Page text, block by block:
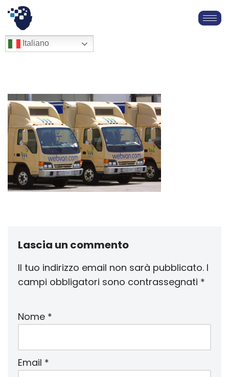
Vai
al
English
Français
Italiano
Lascia un commento
Il tuo indirizzo email non sarà pubblicato. I
campi obbligatori sono contrassegnati *
Nome *
Email *